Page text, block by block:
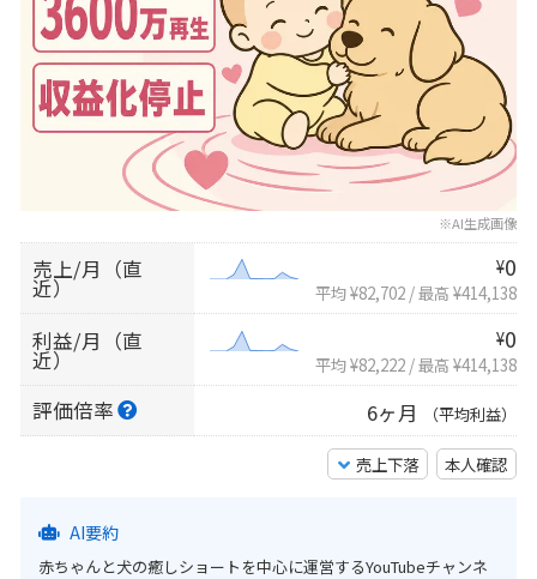
※AI生成画像
売上/月（直
近）
¥0
平均 ¥82,702/最高 ¥414,138
利益/月（直
近）
¥0
平均 ¥82,222/最高 ¥414,138
評価倍率 6ヶ月 （平均利益）
売上下落 本人確認
AI要約
赤ちゃんと犬の癒しショートを中心に運営するYouTubeチャンネ